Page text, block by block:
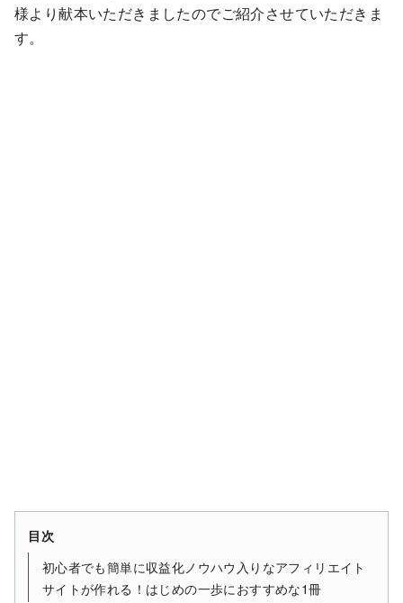
様より献本いただきましたのでご紹介させていただきま
す。
目次
初心者でも簡単に収益化ノウハウ入りなアフィリエイト
サイトが作れる！はじめの一歩におすすめな1冊